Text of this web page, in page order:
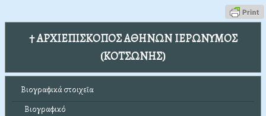
† ΑΡΧΙΕΠΙΣΚΟΠΟΣ ΑΘΗΝΩΝ ΙΕΡΩΝΥΜΟΣ
(ΚΟΤΣΩΝΗΣ)
Βιογραφικά στοιχεῖα
Βιογραφικό